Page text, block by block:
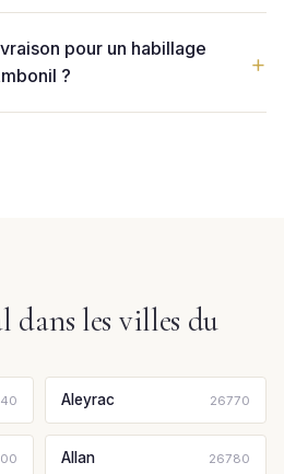
pour un habillage
?
les villes du
Aleyrac 26770
Allan 26780